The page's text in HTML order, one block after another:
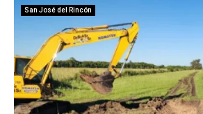
San José del Rincón